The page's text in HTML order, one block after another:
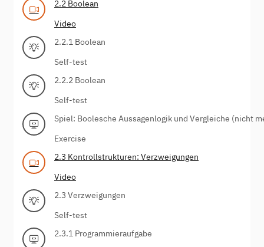
2.2 Boolean
Video
2.2.1 Boolean
Self-test
2.2.2 Boolean
Self-test
Spiel: Boolesche Aussagenlogik und Vergleiche (nicht
Exercise
2.3 Kontrollstrukturen: Verzweigungen
Video
2.3 Verzweigungen
Self-test
2.3.1 Programmieraufgabe